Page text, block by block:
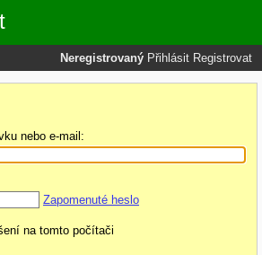
Neregistrovaný Přihlásit Registrovat
nebo e-mail:
Zapomenuté heslo
na tomto počítači